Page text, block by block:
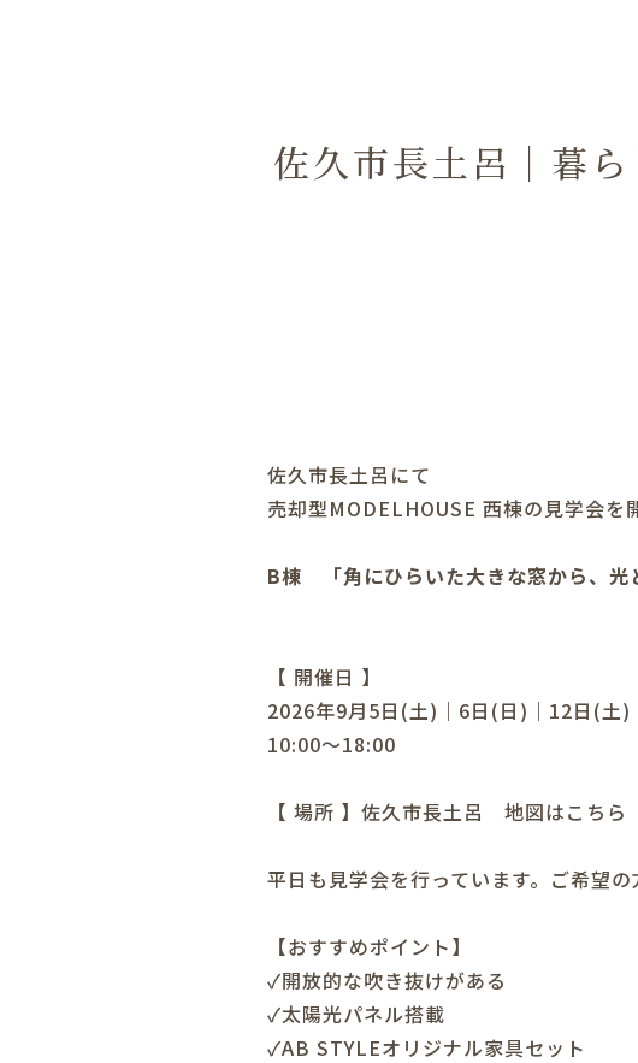
佐久市長土呂｜暮
佐久市長土呂にて
売却型MODELHOUSE 西棟の見学会を
B棟 「角にひらいた大きな窓から、光
【 開催日 】
2026年9月5日(土)｜6日(日)｜12日(土
10:00～18:00
【 場所 】佐久市長土呂 地図はこちら
平日も見学会を行っています。ご希望の
【おすすめポイント】
✓開放的な吹き抜けがある
✓太陽光パネル搭載
✓AB STYLEオリジナル家具セット